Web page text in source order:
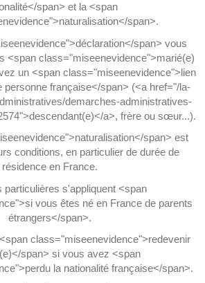
span> et la <span
span>.
span> vous
<span class="miseenevidence">marié(e)
un <span class="miseenevidence">lien
personne française</span> (<a href="/la-
demarches-administratives-
a>, frère ou sœur...).
span> est
conditions, en particulier de durée de
résidence en France.
particulières s'appliquent <span
vous êtes né en France de parents
étrangers</span>.
class="miseenevidence">redevenir
span> si vous avez <span
la nationalité française</span>.